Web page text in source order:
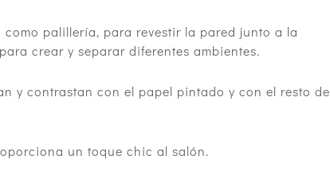
palillería, para revestir la pared junto a la
crear y separar diferentes ambientes.
y contrastan con el papel pintado y con el resto de
un toque chic al salón.